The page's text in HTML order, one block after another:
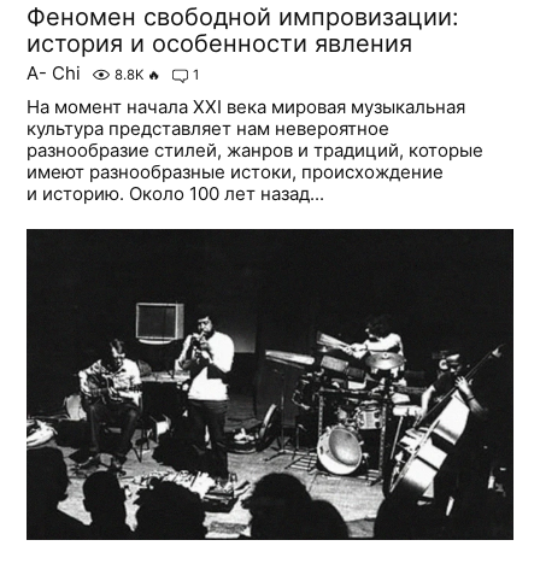
Феномен свободной импровизации:
история и особенности явления
A- Chi 8.8K 🔥 1
На момент начала XXI века мировая музыкальная
культура представляет нам невероятное
разнообразие стилей, жанров и традиций, которые
имеют разнообразные истоки, происхождение
и историю. Около 100 лет назад...